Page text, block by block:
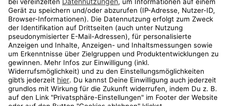
Privatsphäre-EinstellungenAGBDatenschutzCompliance
GeschenkgutscheinbedingungenImpressumHelp Center